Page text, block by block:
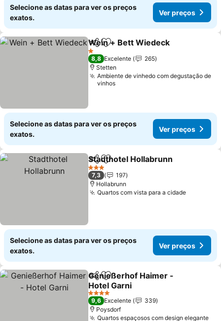
Selecione as datas para ver os preços
exatos.
Ver preços
PartilharAdicionar aos favoritos
Wein + Bett Wiedeck
1 Estrelas
8,8 Excelente
265
Stetten
Ambiente de vinhedo com degustação de
vinhos
Selecione as datas para ver os preços
exatos.
Ver preços
PartilharAdicionar aos favoritos
Stadthotel Hollabrunn
3 Estrelas
7,3
197
Hollabrunn
Quartos com vista para a cidade
Selecione as datas para ver os preços
exatos.
Ver preços
PartilharAdicionar aos favoritos
Genießerhof Haimer -
Hotel Garni
4 Estrelas
9,6 Excelente
339
Poysdorf
Quartos espaçosos com design elegante